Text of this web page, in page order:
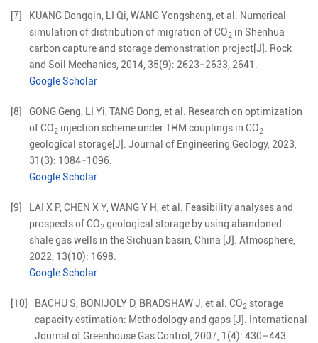
[7] KUANG Dongqin, LI Qi,WANGYongsheng,et al . Numerical
simulation of distribution of migration of CO2 in Shenhua
carbon capture and storage demonstration project[J]. Rock
and Soil Mechanics, 2014, 35(9): 2623−2633, 2641 .
Google Scholar
[8] GONGGeng, LI Yi,TANG Dong,et al . Research on optimization
of CO2 injection scheme under THM couplings in CO2
geological storage[J]. Journal of Engineering Geology, 2023,
31 (3): 1084−1096.
Google Scholar
[9] LAI X P,CHEN X Y,WANGY H,et al . Feasibility analyses and
prospects of CO2 geological storage by using abandoned
shale gas wells in the Sichuan basin, China [J]. Atmosphere,
2022, 13(10): 1698.
Google Scholar
[10] BACHU S, BONIJOLY D, BRADSHAWJ,et al . CO2 storage
capacity estimation: Methodology and gaps [J]. International
Journal of Greenhouse Gas Control, 2007, 1 (4): 430–443.